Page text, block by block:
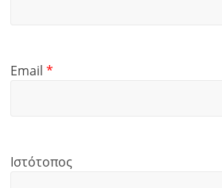
Email*
Ιστότοπος